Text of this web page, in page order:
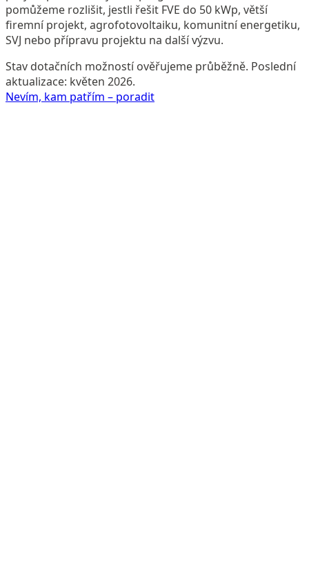
pomůžeme rozlišit, jestli řešit FVE do 50 kWp, větší
firemní projekt, agrofotovoltaiku, komunitní energetiku,
SVJ nebo přípravu projektu na další výzvu.
Stav dotačních možností ověřujeme průběžně. Poslední
aktualizace: květen 2026.
Nevím, kam patřím – poradit